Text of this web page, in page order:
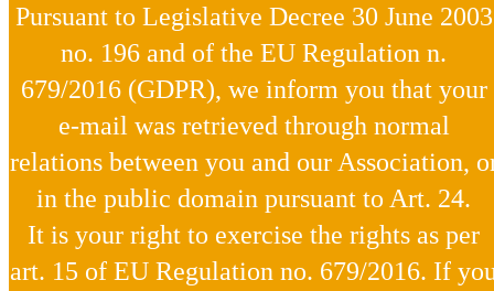
Pursuant to Legislative Decree 30 June 2003
no. 196 and of the EU Regulation n.
679/2016 (GDPR), we inform you that your
e-mail was retrieved through normal
relations between you and our Association,
in the public domain pursuant to Art. 24.
It is your right to exercise the rights as per
art. 15 of EU Regulation no. 679/2016. If